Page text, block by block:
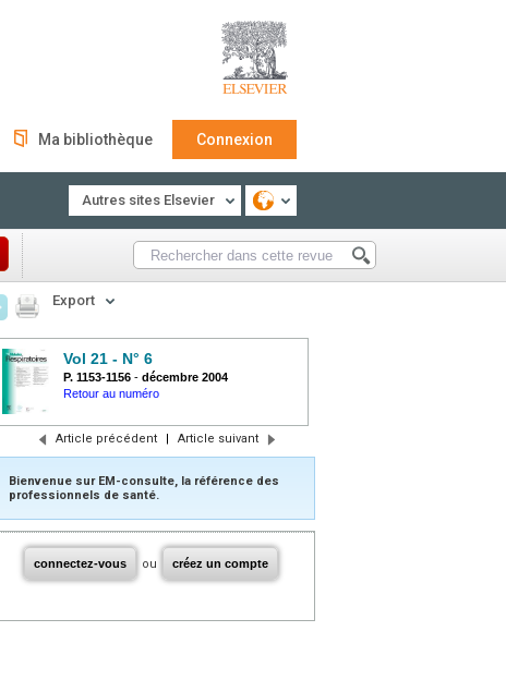
Ma bibliothèque Connexion
Autres sites Elsevier
Export
Vol 21 - N° 6
P. 1153-1156 - décembre 2004
Retour au numéro
Article précédent | Article suivant
Bienvenue sur EM-consulte, la référence des
professionnels de santé.
connectez-vous ou créez un compte